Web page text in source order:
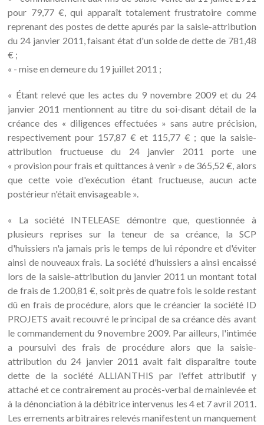
pour 79,77 €, qui apparaît totalement frustratoire comme
reprenant des postes de dette apurés par la saisie-attribution
du 24 janvier 2011, faisant état d'un solde de dette de 781,48
€ ;
« - mise en demeure du 19 juillet 2011 ;
« Étant relevé que les actes du 9 novembre 2009 et du 24
janvier 2011 mentionnent au titre du soi-disant détail de la
créance des « diligences effectuées » sans autre précision,
respectivement pour 157,87 € et 115,77 € ; que la saisie-
attribution fructueuse du 24 janvier 2011 porte une
« provision pour frais et quittances à venir » de 365,52 €, alors
que cette voie d'exécution étant fructueuse, aucun acte
postérieur n'était envisageable ».
« La société INTELEASE démontre que, questionnée à
plusieurs reprises sur la teneur de sa créance, la SCP
d'huissiers n'a jamais pris le temps de lui répondre et d'éviter
ainsi de nouveaux frais. La société d'huissiers a ainsi encaissé
lors de la saisie-attribution du janvier 2011 un montant total
de frais de 1.200,81 €, soit près de quatre fois le solde restant
dû en frais de procédure, alors que le créancier la société ID
PROJETS avait recouvré le principal de sa créance dès avant
le commandement du 9 novembre 2009. Par ailleurs, l'intimée
a poursuivi des frais de procédure alors que la saisie-
attribution du 24 janvier 2011 avait fait disparaître toute
dette de la société ALLIANTHIS par l'effet attributif y
attaché et ce contrairement au procès-verbal de mainlevée et
à la dénonciation à la débitrice intervenus les 4 et 7 avril 2011.
Les errements arbitraires relevés manifestent un manquement